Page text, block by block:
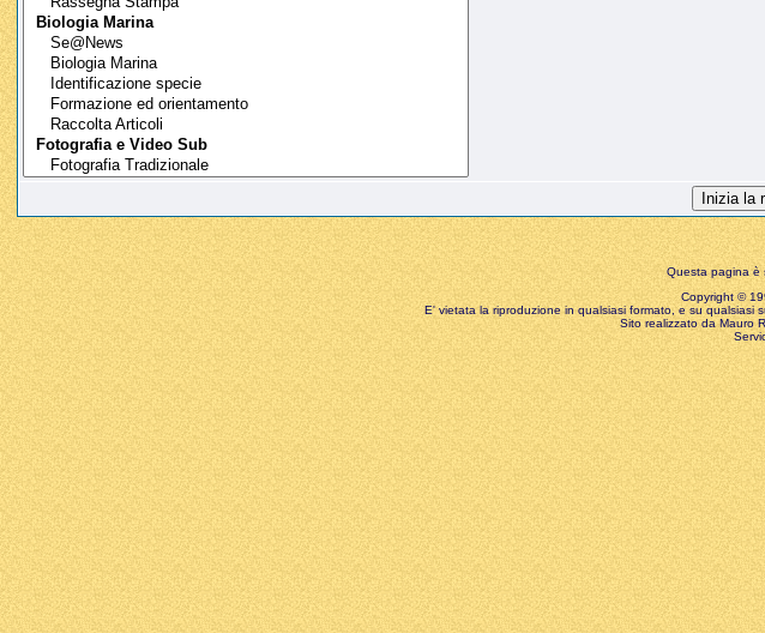
Questa pagina è
Copyright ©
E' vietata la riproduzione in qualsiasi formato, e su qualsiasi
Sito realizzato da Mauro